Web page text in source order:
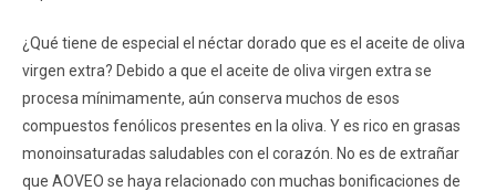
¿Qué tiene de especial el néctar dorado que es el aceite de oliva
virgen extra? Debido a que el aceite de oliva virgen extra se
procesa mínimamente, aún conserva muchos de esos
compuestos fenólicos presentes en la oliva. Y es rico en grasas
monoinsaturadas saludables con el corazón. No es de extrañar
que AOVEO se haya relacionado con muchas bonificaciones de